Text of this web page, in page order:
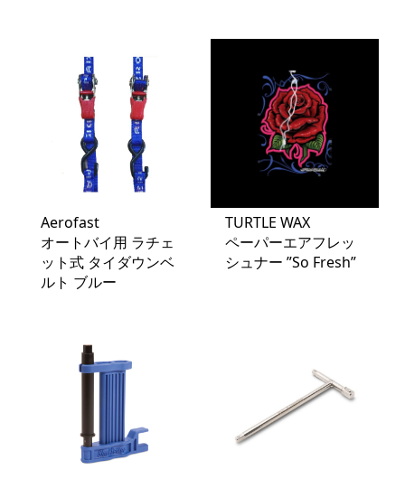
Aerofast
オートバイ用 ラチェ
ット式 タイダウンベ
ルト ブルー
TURTLE WAX
ペーパーエアフレッ
シュナー ”So Fresh”